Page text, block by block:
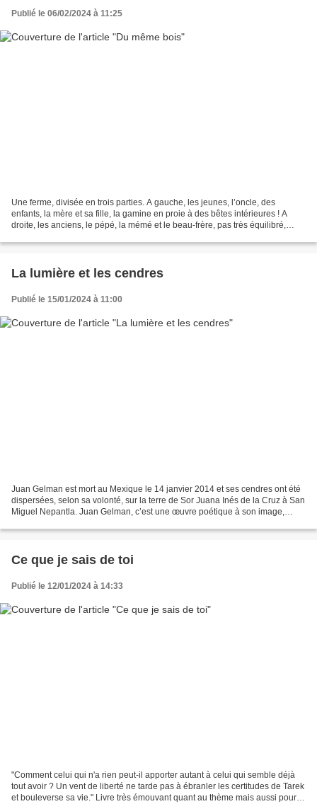
Publié le 06/02/2024 à 11:25
Une ferme, divisée en trois parties. A gauche, les jeunes, l’oncle, des
enfants, la mère et sa fille, la gamine en proie à des bêtes intérieures ! A
droite, les anciens, le pépé, la mémé et le beau-frère, pas très équilibré,
La lumière et les cendres
Publié le 15/01/2024 à 11:00
Juan Gelman est mort au Mexique le 14 janvier 2014 et ses cendres ont été
dispersées, selon sa volonté, sur la terre de Sor Juana Inés de la Cruz à San
Miguel Nepantla. Juan Gelman, c’est une œuvre poétique à son image,
Ce que je sais de toi
Publié le 12/01/2024 à 14:33
"Comment celui qui n'a rien peut-il apporter autant à celui qui semble déjà
tout avoir ? Un vent de liberté ne tarde pas à ébranler les certitudes de Tarek
et bouleverse sa vie." Livre très émouvant quant au thème mais aussi pour la